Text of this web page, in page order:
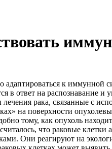
к иммунной
в ответ на
рака, связанные с
на поверхности
тому, как опухоль
что раковые
Они реагируют на